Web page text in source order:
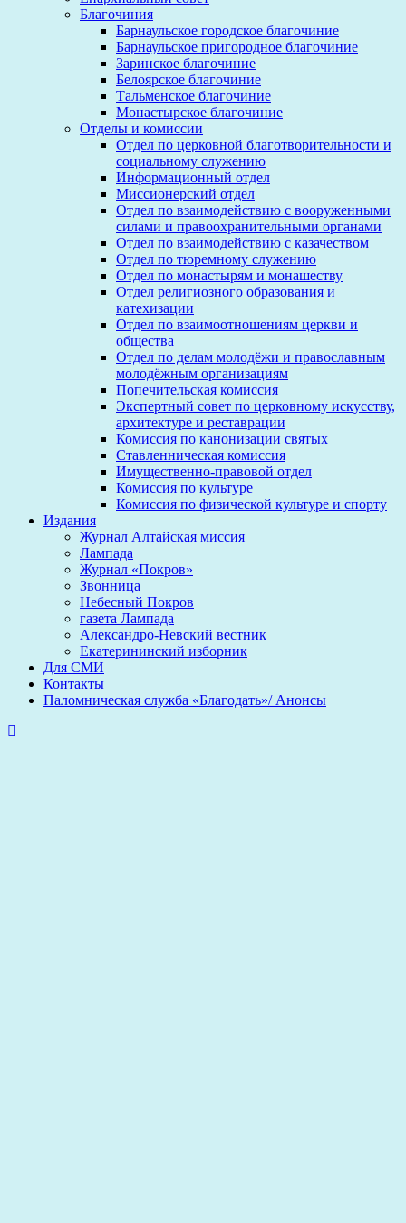
Благочиния
Барнаульское городское благочиние
Барнаульское пригородное благочиние
Заринское благочиние
Белоярское благочиние
Тальменское благочиние
Монастырское благочиние
Отделы и комиссии
Отдел по церковной благотворительности и
социальному служению
Информационный отдел
Миссионерский отдел
Отдел по взаимодействию с вооруженными
силами и правоохранительными органами
Отдел по взаимодействию с казачеством
Отдел по тюремному служению
Отдел по монастырям и монашеству
Отдел религиозного образования и
катехизации
Отдел по взаимоотношениям церкви и
общества
Отдел по делам молодёжи и православным
молодёжным организациям
Попечительская комиссия
Экспертный совет по церковному искусству,
архитектуре и реставрации
Комиссия по канонизации святых
Ставленническая комиссия
Имущественно-правовой отдел
Комиссия по культуре
Комиссия по физической культуре и спорту
Издания
Журнал Алтайская миссия
Лампада
Журнал «Покров»
Звонница
Небесный Покров
газета Лампада
Александро-Невский вестник
Екатерининский изборник
Для СМИ
Контакты
Паломническая служба «Благодать»/ Анонсы